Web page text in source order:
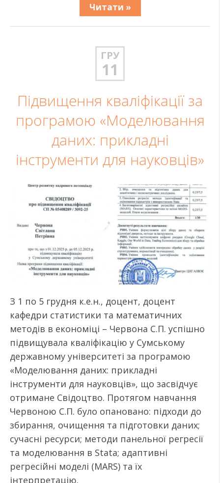
Читати »
ГРУ
11
Підвищення кваліфікації за
програмою «Моделювання
даних: прикладні
інструменти для науковців»
З 1 по 5 грудня к.е.н., доцент, доцент
кафедри статистики та математичних
методів в економіці – Червона С.П. успішно
підвищувала кваліфікацію у Сумському
державному університеті за програмою
«Моделювання даних: прикладні
інструменти для науковців», що засвідчує
отримане Свідоцтво. Протягом навчання
Червоною С.П. було опановано: підходи до
збирання, очищення та підготовки даних;
сучасні ресурси; методи панельної регресії
та моделювання в Stata; адаптивні
регресійні моделі (MARS) та їх
інтерпретацію.